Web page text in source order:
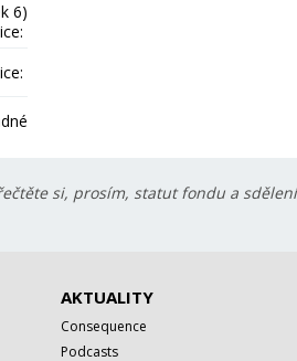
6)
si, prosím, statut fondu a
AKTUALITY
Consequence
Podcasts